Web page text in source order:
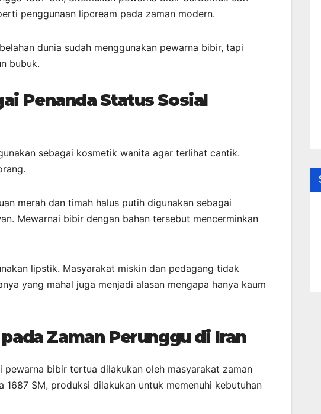
penggunaan lipcream pada zaman modern.
dunia sudah menggunakan pewarna bibir, tapi
bubuk.
Penanda Status Sosial
sebagai kosmetik wanita agar terlihat cantik.
merah dan timah halus putih digunakan sebagai
Mewarnai bibir dengan bahan tersebut mencerminkan
lipstik. Masyarakat miskin dan pedagang tidak
yang mahal juga menjadi alasan mengapa hanya kaum
Zaman Perunggu di Iran
pewarna bibir tertua dilakukan oleh masyarakat zaman
SM, produksi dilakukan untuk memenuhi kebutuhan